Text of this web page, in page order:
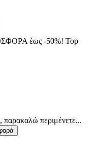
έως -50%! Top
παρακαλώ περιμένετε...